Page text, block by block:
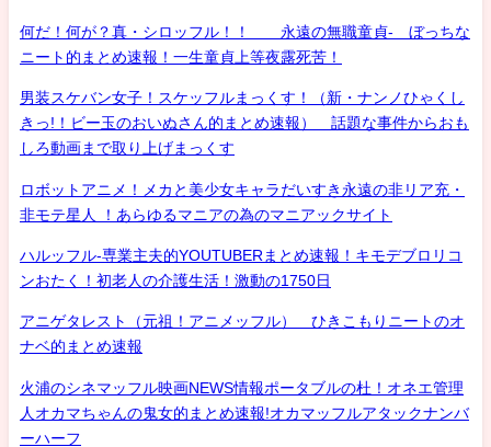
何だ！何が？真・シロッフル！！ 永遠の無職童貞- ぼっちな
ニート的まとめ速報！一生童貞上等夜露死苦！
男装スケバン女子！スケッフルまっくす！（新・ナンノひゃくし
きっ!！ビー玉のおいぬさん的まとめ速報） 話題な事件からおも
しろ動画まで取り上げまっくす
ロボットアニメ！メカと美少女キャラだいすき永遠の非リア充・
非モテ星人 ！あらゆるマニアの為のマニアックサイト
ハルッフル-専業主夫的YOUTUBERまとめ速報！キモデブロリコ
ンおたく！初老人の介護生活！激動の1750日
アニゲタレスト（元祖！アニメッフル） ひきこもりニートのオ
ナベ的まとめ速報
火浦のシネマッフル映画NEWS情報ポータブルの杜！オネエ管理
人オカマちゃんの鬼女的まとめ速報!オカマッフルアタックナンバ
ーハーフ